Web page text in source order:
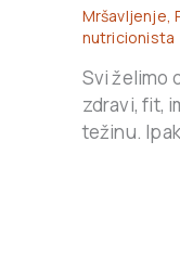
Mršavljenje,
nutricionista
Svi želimo
zdravi, fit,
težinu.